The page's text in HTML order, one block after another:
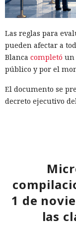
Las reglas para
pueden afectar a
Blanca completó un
público y por el
El documento se
decreto ejecutivo
El programa debe
determinar con
sujeto a revisión
proporcionar a las
1 de
las